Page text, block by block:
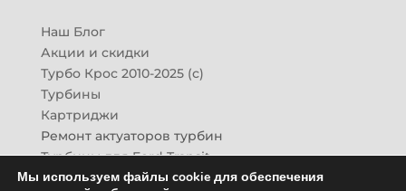
Наш Блог
Акции и скидки
Турбо Крос 2010-2025 (с)
Турбины
Картриджи
Ремонт актуаторов турбин
Турбины для Ford Transit
Турбины для Mazda CX-7
Мы используем файлы cookie для обеспечения